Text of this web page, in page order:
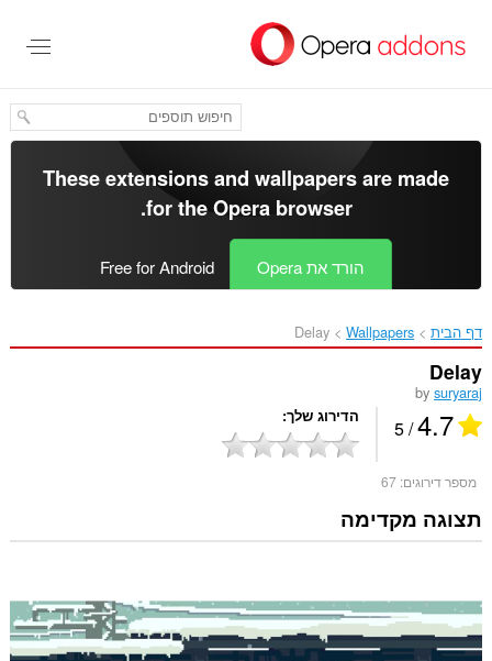
העיקרי
These extensions and wallpapers are made
for theOpera browser
.
הורד את Opera Free for Android
דף הבית Wallpapers
Delay‎
Delay
bysuryaraj
4.7
/ 5 הדירוג שלך
מספר דירוגים: 67
תצוגה מקדימה